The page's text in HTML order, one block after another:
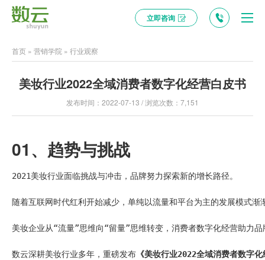
立即咨询
首页 » 营销学院 » 行业观察
美妆行业2022全域消费者数字化经营白皮书
发布时间：2022-07-13 / 浏览次数：7,151
01、趋势与挑战
2021美妆行业面临挑战与冲击，品牌努力探索新的增长路径。
随着互联网时代红利开始减少，单纯以流量和平台为主的发展模式渐
美妆企业从“流量”思维向“留量”思维转变，消费者数字化经营助力
数云深耕美妆行业多年，重磅发布 《美妆行业2022全域消费者数字